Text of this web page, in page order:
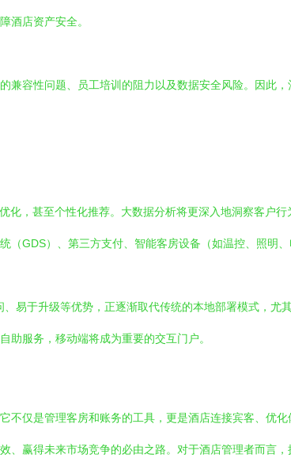
酒店资产安全。
容性问题、员工培训的阻力以及数据安全风险。因此
化，甚至个性化推荐。大数据分析将更深入地洞察客户行
（GDS）、第三方支付、智能客房设备（如温控、照明
易于升级等优势，正逐渐取代传统的本地部署模式，尤
助服务，移动端将成为重要的交互门户。
仅是管理客房和账务的工具，更是酒店连接宾客、优化
赢得未来市场竞争的必由之路。对于酒店管理者而言